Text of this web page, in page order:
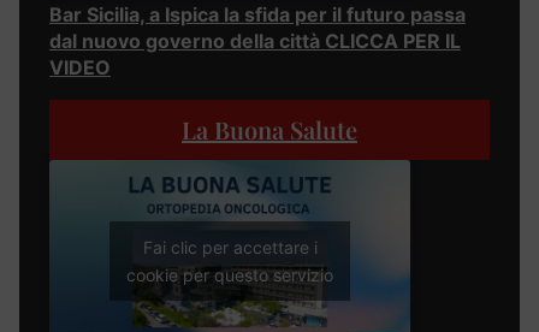
Bar Sicilia, a Ispica la sfida per il futuro passa
dal nuovo governo della città CLICCA PER IL
VIDEO
La Buona Salute
Fai clic per accettare i
cookie per questo servizio